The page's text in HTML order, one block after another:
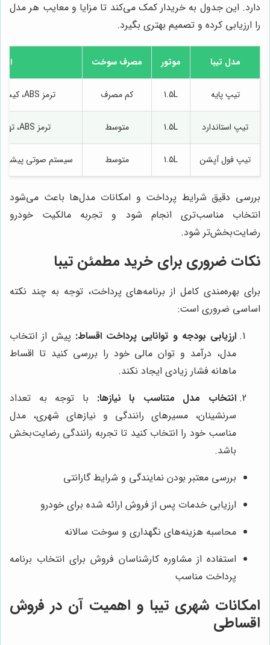
دارد. این جدول به خریدار کمک می‌کند تا مزایا و معایب هر مدل
را ارزیابی کرده و تصمیم بهتری بگیرد.
مدل تیبا موتور مصرف سوخت
تیپ پایه 1.5L کم مصرف ترمز ABS، کیسه هوا، سیستم صوتی ساده
تیپ استاندارد 1.5L متوسط ترمز ABS، تهویه مطبوع، صندلی راحت
تیپ فول آپشن 1.5L متوسط سیستم صوتی
بررسی دقیق شرایط پرداخت و امکانات مدل‌ها باعث می‌شود
انتخاب مناسب‌تری انجام شود و تجربه مالکیت خودرو
رضایت‌بخش‌تر شود.
نکات ضروری برای خرید مطمئن تیبا
برای بهره‌مندی کامل از برنامه‌های پرداخت، توجه به چند نکته
اساسی ضروری است:
ارزیابی بودجه و توانایی پرداخت اقساط: پیش از انتخاب
مدل، درآمد و توان مالی خود را بررسی کنید تا اقساط
ماهانه فشار زیادی ایجاد نکند.
انتخاب مدل متناسب با نیازها: با توجه به تعداد
سرنشینان، مسیرهای رانندگی و نیازهای شهری، مدل
مناسب خود را انتخاب کنید تا تجربه رانندگی رضایت‌بخش
باشد.
بررسی معتبر بودن نمایندگی و شرایط گارانتی
ارزیابی خدمات پس از فروش ارائه شده برای خودرو
محاسبه هزینه‌های نگهداری و سوخت سالانه
استفاده از مشاوره کارشناسان فروش برای انتخاب برنامه
پرداخت مناسب
امکانات شهری تیبا و اهمیت آن در فروش
اقساطی